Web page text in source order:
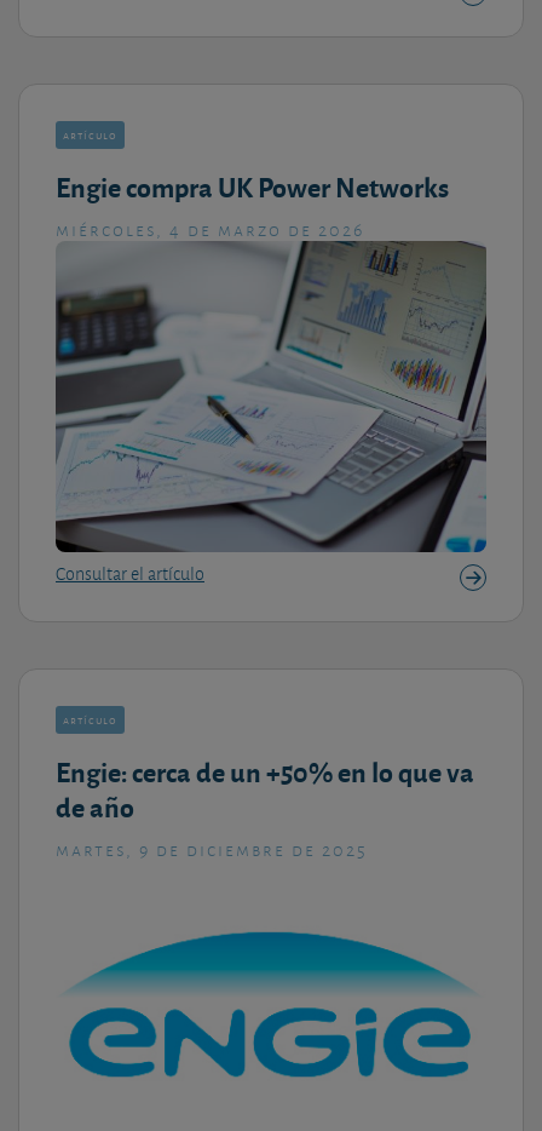
artículo
Engie compra UK Power Networks
miércoles, 4 de marzo de 2026
Consultar el artículo
artículo
Engie: cerca de un +50% en lo que va
de año
martes, 9 de diciembre de 2025